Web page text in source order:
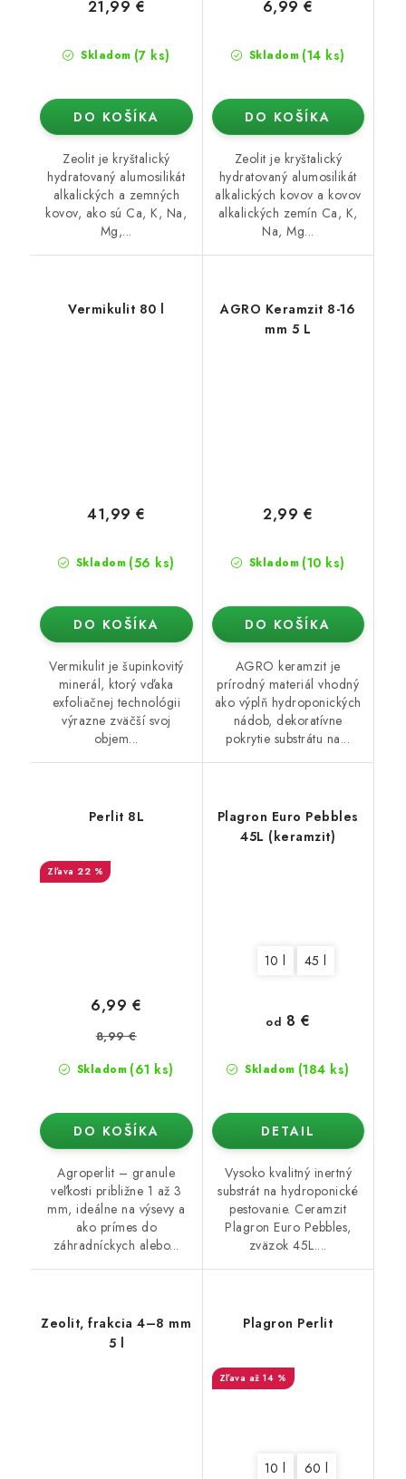
Skladom (7 ks)
21,99 €
DO KOŠÍKA
Zeolit je kryštalický
hydratovaný alumosilikát
alkalických a zemných
kovov, ako sú Ca, K, Na,
Mg,...
Skladom (14 ks)
6,99 €
DO KOŠÍKA
Zeolit je kryštalický
hydratovaný alumosilikát
alkalických kovov a kovov
alkalických zemín Ca, K,
Na, Mg...
Vermikulit 80 l
Skladom (56 ks)
41,99 €
DO KOŠÍKA
Vermikulit je šupinkovitý
minerál, ktorý vďaka
exfoliačnej technológii
výrazne zväčší svoj
objem...
AGRO Keramzit 8-16
mm 5 L
Skladom (10 ks)
2,99 €
DO KOŠÍKA
AGRO keramzit je
prírodný materiál vhodný
ako výplň hydroponických
nádob, dekoratívne
pokrytie substrátu na...
Perlit 8L
22 %
Skladom (61 ks)
6,99 €
8,99 €
DO KOŠÍKA
Agroperlit – granule
veľkosti približne 1 až 3
mm, ideálne na výsevy a
ako prímes do
záhradníckych alebo...
Plagron Euro Pebbles
45L (keramzit)
10 l 45 l
Skladom (184 ks)
od 8 €
DETAIL
Vysoko kvalitný inertný
substrát na hydroponické
pestovanie. Ceramzit
Plagron Euro Pebbles,
zväzok 45L....
Zeolit, frakcia 4–8 mm
5 l
Plagron Perlit
až 14 %
10 l 60 l